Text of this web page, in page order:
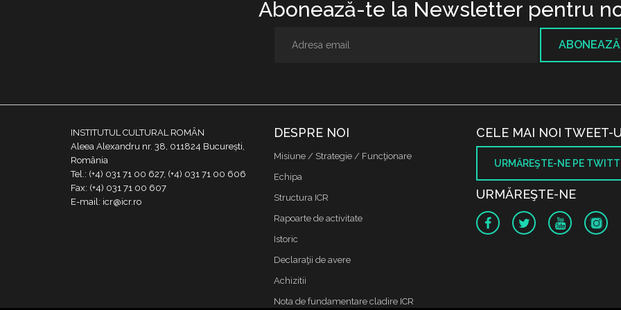
Abonează-te la Newsletter pentru
INSTITUTUL CULTURAL ROMÂN
Aleea Alexandru nr. 38, 011824 București,
România
Tel.: (+4) 031 71 00 627, (+4) 031 71 00 606
Fax: (+4) 031 71 00 607
E-mail: icr@icr.ro
DESPRE NOI
Misiune / Strategie / Funcţionare
Echipa
Structura ICR
Rapoarte de activitate
Istoric
Declaraţii de avere
Achizitii
Nota de fundamentare cladire ICR
CELE MAI NOI TWEET-
URMĂREŞTE-NE PE
URMĂREŞTE-NE